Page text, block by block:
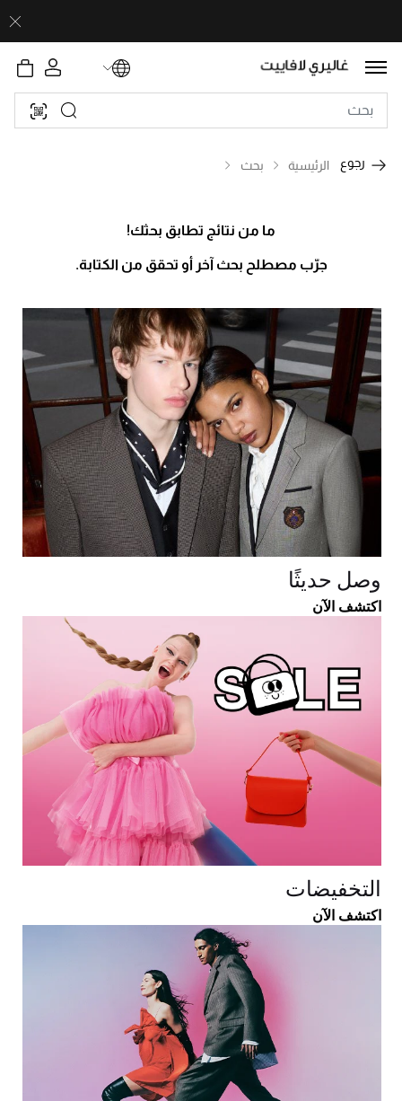
رجوع الرئيسية بحث
ما من نتائج تطابق بحثك!
جرّب مصطلح بحث آخر أو تحقق من الكتابة.
وصل حديثًا
اكتشف الآن
التخفيضات
اكتشف الآن